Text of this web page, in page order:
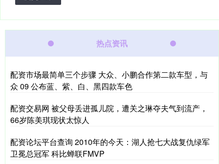
热点资讯
配资市场最简单三个步骤 大众、小鹏合作第二款车型，与
众 09 公布蓝、紫、白、黑四款车色
配资交易网 被父母丢进孤儿院，遭关之琳夺夫气到流产，
66岁陈美琪现状太惊人
配资论坛平台查询 2010年的今天：湖人抢七大战复仇绿军
卫冕总冠军 科比蝉联FMVP